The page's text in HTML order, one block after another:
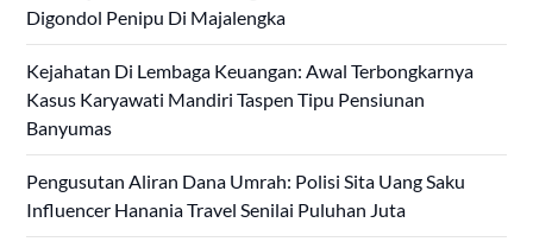
Digondol Penipu Di Majalengka
Kejahatan Di Lembaga Keuangan: Awal Terbongkarnya
Kasus Karyawati Mandiri Taspen Tipu Pensiunan
Banyumas
Pengusutan Aliran Dana Umrah: Polisi Sita Uang Saku
Influencer Hanania Travel Senilai Puluhan Juta